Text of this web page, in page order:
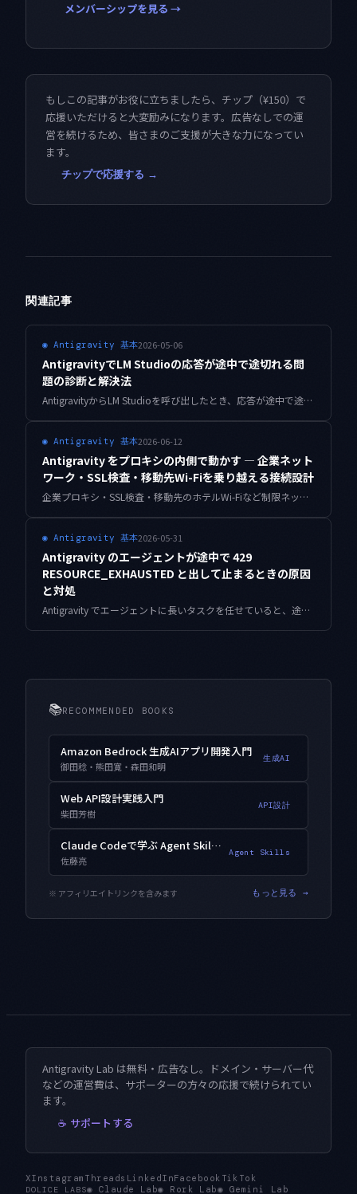
メンバーシップを見る →
もしこの記事がお役に立ちましたら、チップ（¥150）で
応援いただけると大変励みになります。広告なしでの運
営を続けるため、皆さまのご支援が大きな力になってい
ます。
チップで応援する →
関連記事
◉ Antigravity 基本2026-05-06
AntigravityでLM Studioの応答が途中で途切れる問
題の診断と解決法
AntigravityからLM Studioを呼び出したとき、応答が途中で途切れる・長い指示で固まる症状の原因を4つのパターンに整理し、設定変更による具体的な解決手順を解説します。
◉ Antigravity 基本2026-06-12
Antigravity をプロキシの内側で動かす — 企業ネット
ワーク・SSL検査・移動先Wi-Fiを乗り越える接続設計
企業プロキシ・SSL検査・移動先のホテルWi-Fiなど制限ネットワークで Antigravity が沈黙する原因をレイヤー別に切り分け、証明書・NO_PROXY・接続プロファイルを安全側の設定で乗り越えるための実践ノートです。
◉ Antigravity 基本2026-05-31
Antigravity のエージェントが途中で 429
RESOURCE_EXHAUSTED と出して止まるときの原因
と対処
Antigravity でエージェントに長いタスクを任せていると、途中で「429 RESOURCE_EXHAUSTED」と出して手が止まることがあります。これは API のレート制限・クォータ超過のサインです。私が自動運用の現場で踏んだ原因の切り分けと、再発させないための具体的な対処をまとめました。
📚RECOMMENDED BOOKS
Amazon Bedrock 生成AIアプリ開発入門
御田稔・熊田寛・森田和明
生成AI
Web API設計実践入門
柴田芳樹
API設計
Claude Codeで学ぶ Agent Skills入門
佐藤亮
Agent Skills
※ アフィリエイトリンクを含みます もっと見る →
Antigravity Lab は無料・広告なし。ドメイン・サーバー代
などの運営費は、サポーターの方々の応援で続けられてい
ます。
☕ サポートする
XInstagram Threads LinkedInFacebook TikTok
DOLICE LABS◉ Claude Lab◉ Rork Lab◉ Gemini Lab